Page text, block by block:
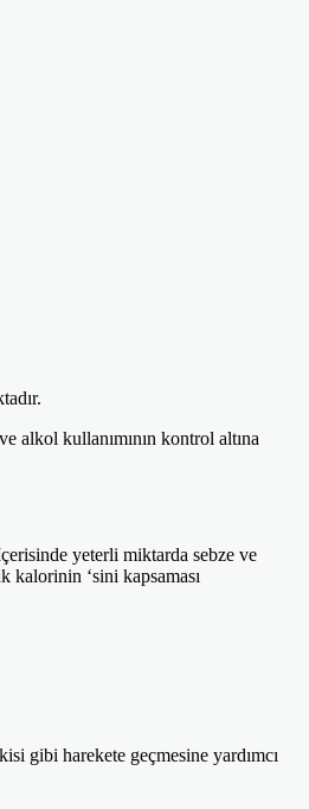
alkol kullanımının kontrol altına
yeterli miktarda sebze ve
‘sini kapsaması
gibi harekete geçmesine yardımcı